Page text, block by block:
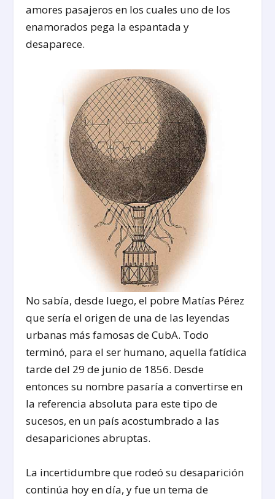
amores pasajeros en los cuales uno de los
enamorados pega la espantada y
desaparece.
No sabía, desde luego, el pobre Matías Pérez
que sería el origen de una de las leyendas
urbanas más famosas de CubA. Todo
terminó, para el ser humano, aquella fatídica
tarde del 29 de junio de 1856. Desde
entonces su nombre pasaría a convertirse en
la referencia absoluta para este tipo de
sucesos, en un país acostumbrado a las
desapariciones abruptas.
La incertidumbre que rodeó su desaparición
continúa hoy en día, y fue un tema de